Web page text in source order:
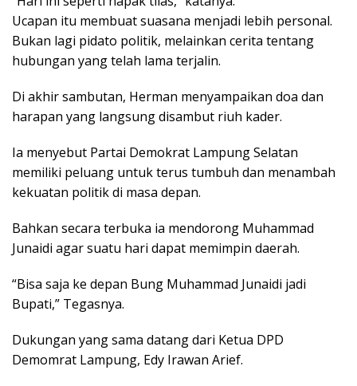
Ucapan itu membuat suasana menjadi lebih personal.
Bukan lagi pidato politik, melainkan cerita tentang
hubungan yang telah lama terjalin.
Di akhir sambutan, Herman menyampaikan doa dan
harapan yang langsung disambut riuh kader.
Ia menyebut Partai Demokrat Lampung Selatan
memiliki peluang untuk terus tumbuh dan menambah
kekuatan politik di masa depan.
Bahkan secara terbuka ia mendorong Muhammad
Junaidi agar suatu hari dapat memimpin daerah.
“Bisa saja ke depan Bung Muhammad Junaidi jadi
Bupati,” Tegasnya.
Dukungan yang sama datang dari Ketua DPD
Demomrat Lampung, Edy Irawan Arief.